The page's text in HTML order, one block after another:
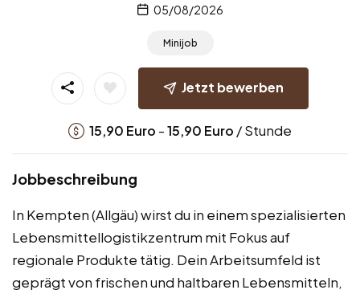
05/08/2026
Minijob
Jetzt bewerben
15,90 Euro -15,90 Euro / Stunde
Jobbeschreibung
In Kempten (Allgäu) wirst du in einem spezialisierten
Lebensmittellogistikzentrum mit Fokus auf
regionale Produkte tätig. Dein Arbeitsumfeld ist
geprägt von frischen und haltbaren Lebensmitteln,